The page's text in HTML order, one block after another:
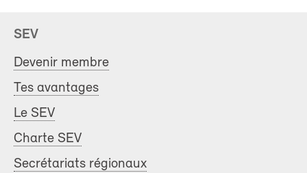
SEV
Devenir membre
Tes avantages
Le SEV
Charte SEV
Secrétariats régionaux